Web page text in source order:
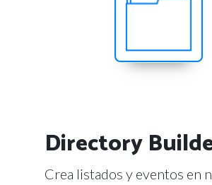
Directory
Crea listados y eventos en